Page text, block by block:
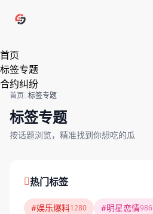
首页
标签专题
合约纠纷
首页 标签专题
标签专题
按话题浏览，精准找到你想吃的瓜
热门标签
#娱乐爆料1280 #明星恋情986